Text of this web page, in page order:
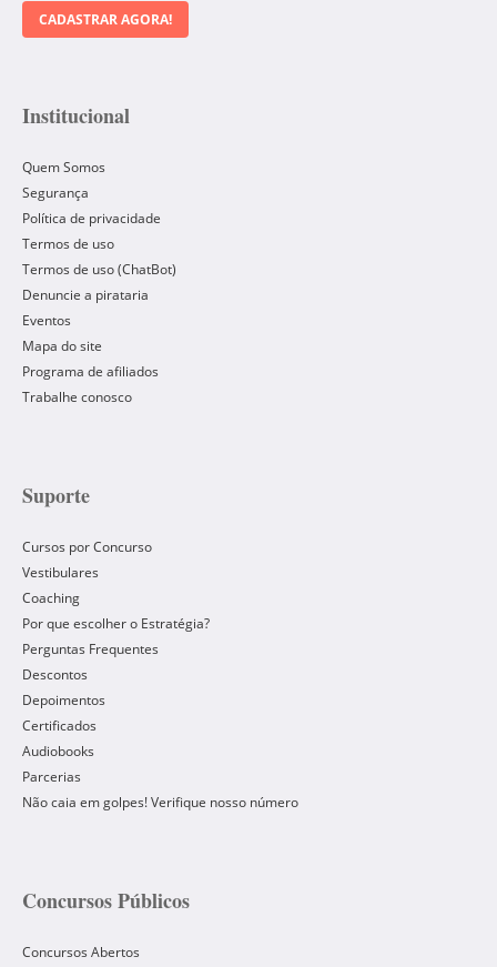
CADASTRAR AGORA!
Institucional
Quem Somos
Segurança
Política de privacidade
Termos de uso
Termos de uso (ChatBot)
Denuncie a pirataria
Eventos
Mapa do site
Programa de afiliados
Trabalhe conosco
Suporte
Cursos por Concurso
Vestibulares
Coaching
Por que escolher o Estratégia?
Perguntas Frequentes
Descontos
Depoimentos
Certificados
Audiobooks
Parcerias
Não caia em golpes! Verifique nosso número
Concursos Públicos
Concursos Abertos